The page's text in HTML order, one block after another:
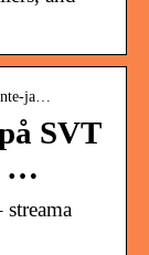
ja…
SVT
…